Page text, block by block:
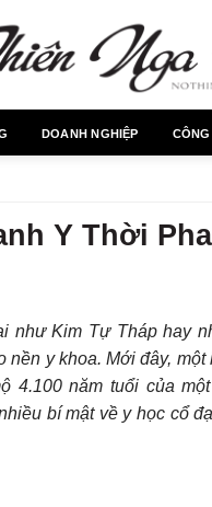
DOANH NGHIỆP
Y Thời
Kim Tự Tháp hay
y khoa. Mới đây,
năm tuổi của
bí mật về y học cổ